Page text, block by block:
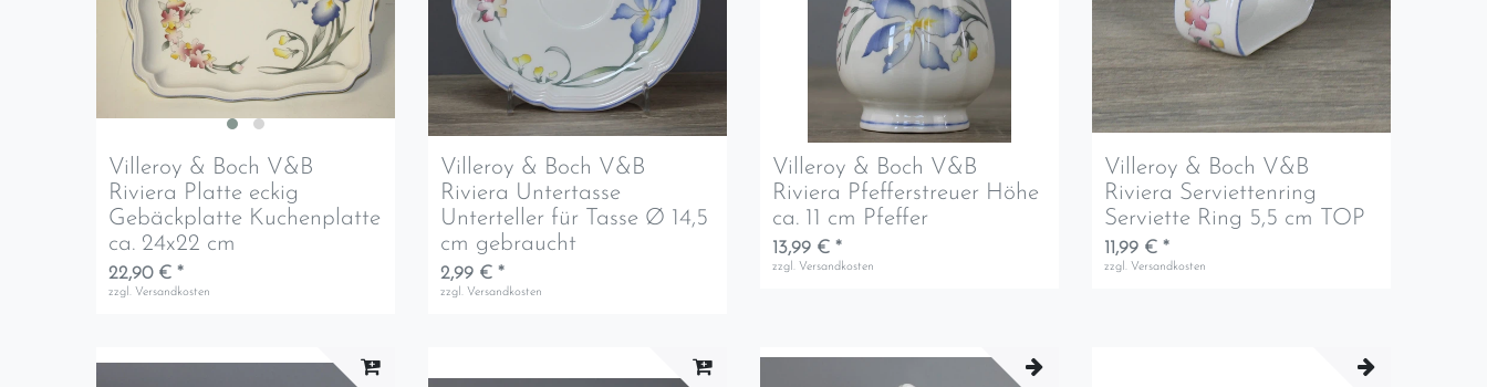
Villeroy & Boch V&B
Riviera Platte eckig
Gebäckplatte Kuchenplatte
ca. 24x22 cm
22,90 € *
zzgl. Versandkosten
Villeroy & Boch V&B
Riviera Untertasse
Unterteller für Tasse Ø 14,5
cm gebraucht
2,99 € *
zzgl. Versandkosten
Villeroy & Boch V&B
Riviera Pfefferstreuer Höhe
ca. 11 cm Pfeffer
13,99 € *
zzgl. Versandkosten
Villeroy & Boch V&B
Riviera Serviettenring
Serviette Ring 5,5 cm TOP
11,99 € *
zzgl. Versandkosten